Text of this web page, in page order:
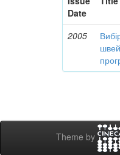
Date
2005
Theme by